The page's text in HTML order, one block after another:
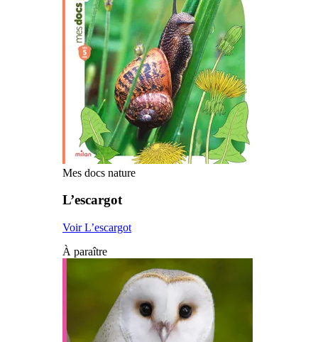
Mes docs nature
L’escargot
Voir L’escargot
À paraître